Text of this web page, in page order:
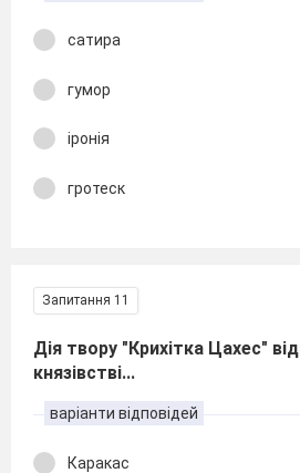
сатира
гумор
іронія
гротеск
Запитання 11
Дія твору "Крихітка Цахес"
князівстві...
варіанти відповідей
Каракас